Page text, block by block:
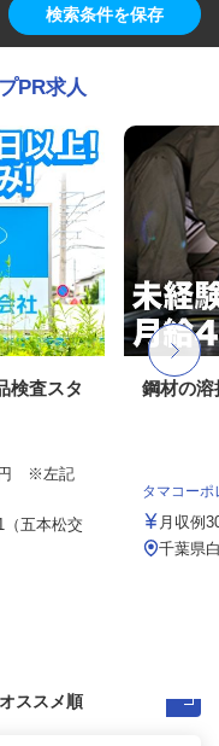
検索条件を保存
PR求人
検査スタ
円 ※左記
（五本松交
鋼材の溶
タマコーポ
月収例
千葉県